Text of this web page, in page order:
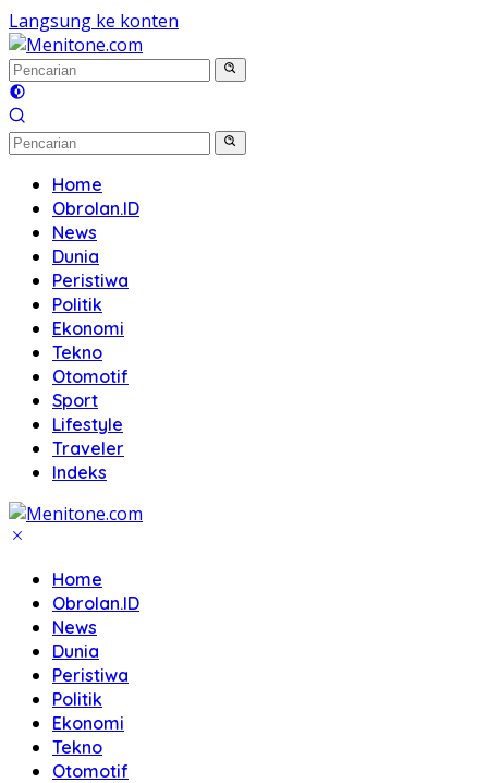
Langsung ke konten
Home
Obrolan.ID
News
Dunia
Peristiwa
Politik
Ekonomi
Tekno
Otomotif
Sport
Lifestyle
Traveler
Indeks
Home
Obrolan.ID
News
Dunia
Peristiwa
Politik
Ekonomi
Tekno
Otomotif